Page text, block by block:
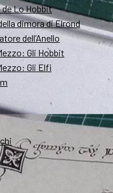
Lo Hobbit
dimora di Elrond
dell’Anello
Gli Hobbit
Gli Elfi